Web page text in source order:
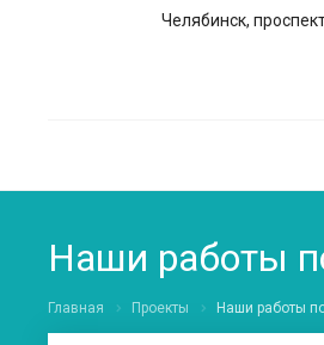
Челябинск,
Наши работы
Главная Проекты Наши работы